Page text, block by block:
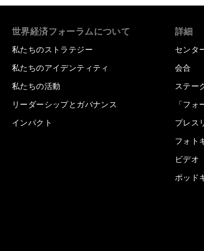
世界経済フォーラムについて
私たちのストラテジー
私たちのアイデンティティ
私たちの活動
リーダーシップとガバナンス
インパクト
詳細
センタ
会合
ステー
「フォ
プレス
フォト
ビデオ
ポッド